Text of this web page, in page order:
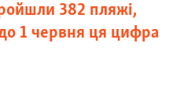
382 пляжі,
1 червня ця цифра